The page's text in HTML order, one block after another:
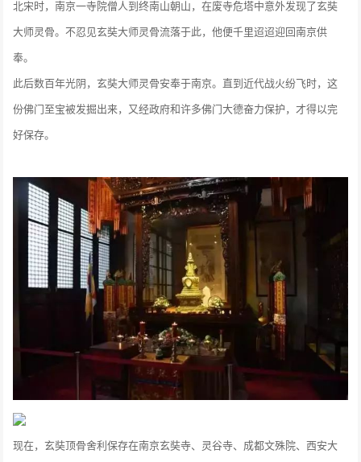
北宋时，南京一寺院僧人到终南山朝山，在废寺危塔中意外发现了玄奘
大师灵骨。不忍见玄奘大师灵骨流落于此，他便千里迢迢迎回南京供
奉。
此后数百年光阴，玄奘大师灵骨安奉于南京。直到近代战火纷飞时，这
份佛门至宝被发掘出来，又经政府和许多佛门大德奋力保护，才得以完
好保存。
现在，玄奘顶骨舍利保存在南京玄奘寺、灵谷寺、成都文殊院、西安大